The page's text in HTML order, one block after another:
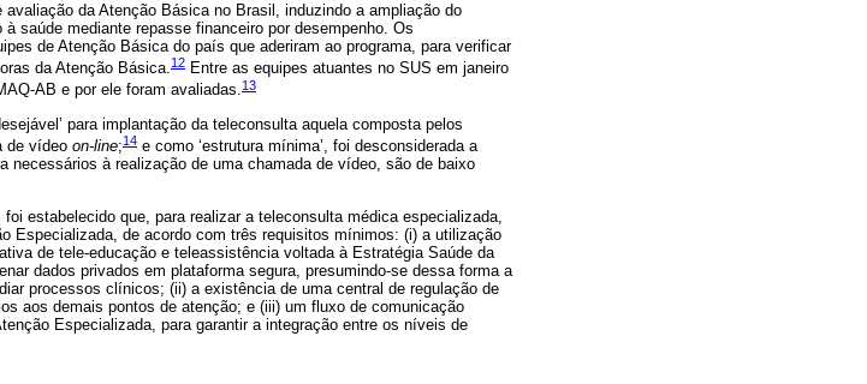
da Atenção Básica no Brasil, induzindo a ampliação do
saúde mediante repasse financeiro por desempenho. Os
de Atenção Básica do país que aderiram ao programa, para verificar
da Atenção Básica.12 Entre as equipes atuantes no SUS em janeiro
AB e por ele foram avaliadas.13
para implantação da teleconsulta aquela composta pelos
de vídeo on-line;14 e como ‘estrutura mínima’, foi desconsiderada a
necessários à realização de uma chamada de vídeo, são de baixo
estabelecido que, para realizar a teleconsulta médica especializada,
Especializada, de acordo com três requisitos mínimos: (i) a utilização
de tele-educação e teleassistência voltada à Estratégia Saúde da
dados privados em plataforma segura, presumindo-se dessa forma a
processos clínicos; (ii) a existência de uma central de regulação de
aos demais pontos de atenção; e (iii) um fluxo de comunicação
Especializada, para garantir a integração entre os níveis de